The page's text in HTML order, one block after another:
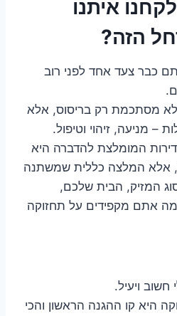
איתנו
הזה?
כבר צעד אחד לפני רוב
מסתכמת רק בריסוס, אלא
– מניעה, זיהוי וטיפול.
המומלצת להדברה היא
אלא המלצה כללית שמשתנה
המזיק, הבית שלכם,
אתם מקפידים על תחזוקה
ויעיל.
היא קו ההגנה הראשון והכי